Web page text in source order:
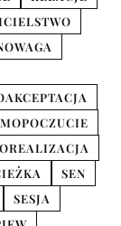
SEN
SESJA